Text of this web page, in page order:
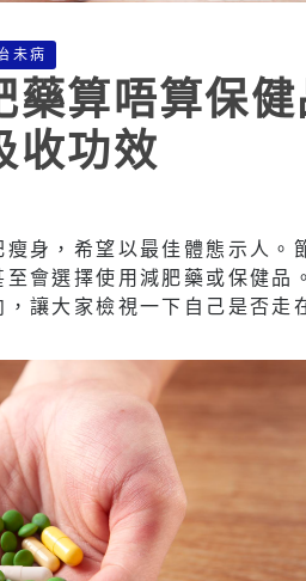
未病
藥算唔算保
收功效
身，希望以最佳體態示人。
會選擇使用減肥藥或保健品
讓大家檢視一下自己是否走